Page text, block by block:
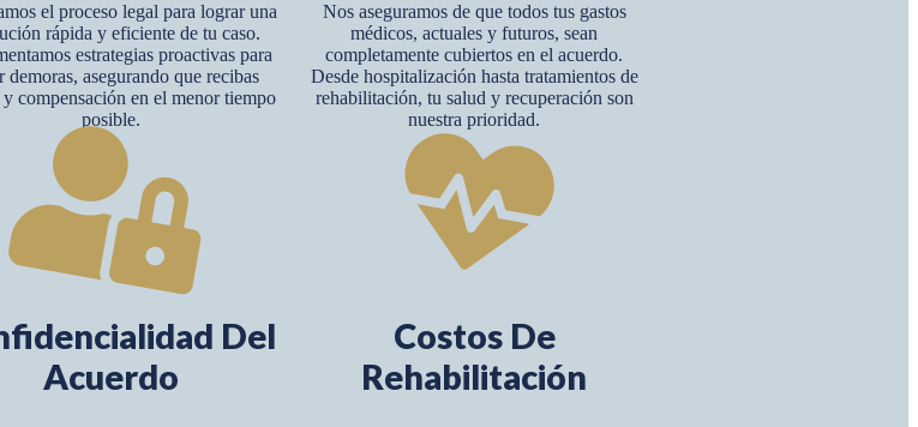
el proceso legal para lograr una
rápida y eficiente de tu caso.
estrategias proactivas para
demoras, asegurando que recibas
compensación en el menor tiempo
posible.
Del
Acuerdo
Nos aseguramos de que todos tus gastos
médicos, actuales y futuros, sean
completamente cubiertos en el acuerdo.
Desde hospitalización hasta tratamientos de
rehabilitación, tu salud y recuperación son
nuestra prioridad.
Costos De
Rehabilitación